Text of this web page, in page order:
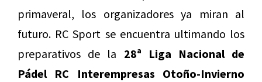
primaveral, los organizadores ya miran al
futuro. RC Sport se encuentra ultimando los
preparativos de la 28ª Liga Nacional de
Pádel RC Interempresas Otoño-Invierno